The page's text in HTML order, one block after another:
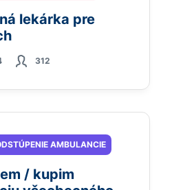
lekárka pre
312
AMBULANCIE
/ kupim